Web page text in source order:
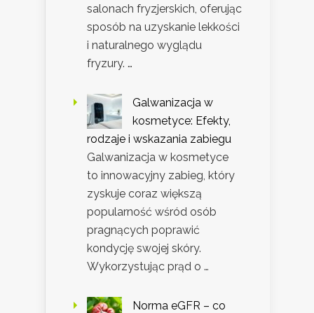
salonach fryzjerskich, oferując
sposób na uzyskanie lekkości
i naturalnego wyglądu
fryzury. …
Galwanizacja w
kosmetyce: Efekty,
rodzaje i wskazania zabiegu
Galwanizacja w kosmetyce
to innowacyjny zabieg, który
zyskuje coraz większą
popularność wśród osób
pragnących poprawić
kondycję swojej skóry.
Wykorzystując prąd o …
Norma eGFR – co